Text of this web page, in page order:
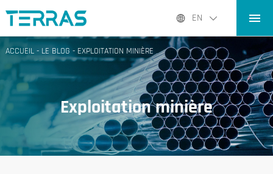
EN
ACCUEIL
PRODUITS PRODUITS
APPLICATIONS
LE BLOG
À PROPOS DE NOUS
CONTACT CONTACT
ACCUEIL- LE BLOG - EXPLOITATION MINIÈRE
Exploitation minière